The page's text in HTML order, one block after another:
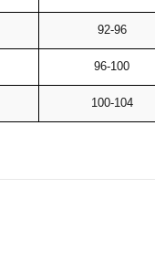
92-96
96-100
100-104